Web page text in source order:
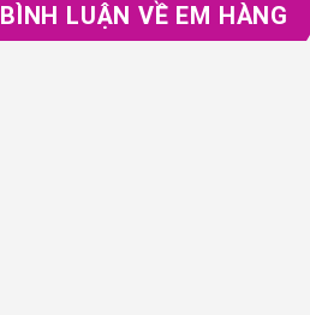
BÌNH LUẬN VỀ EM HÀNG